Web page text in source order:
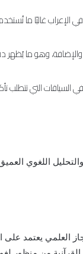
غالبًا ما
وهو ما يُظهر
التي تتطلب
اللغوي
يعتمد على